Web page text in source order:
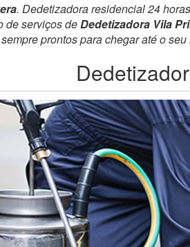
. Dedetizadora residencial 24
de serviços deDedetizadora Vila
prontos para chegar até o